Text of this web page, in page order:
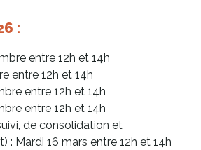
:
entre 12h et 14h
entre 12h et 14h
entre 12h et 14h
entre 12h et 14h
de consolidation et
: Mardi 16 mars entre 12h et 14h